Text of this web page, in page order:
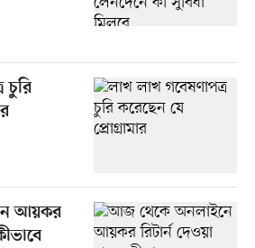
চুরি
আয়কর